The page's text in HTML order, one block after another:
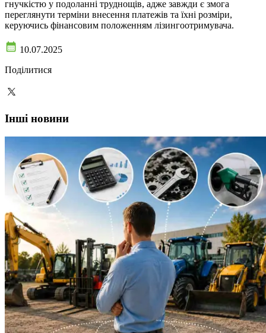
гнучкістю у подоланні труднощів, адже завжди є змога
переглянути терміни внесення платежів та їхні розміри,
керуючись фінансовим положенням лізингоотримувача.
10.07.2025
Поділитися
Інші новини